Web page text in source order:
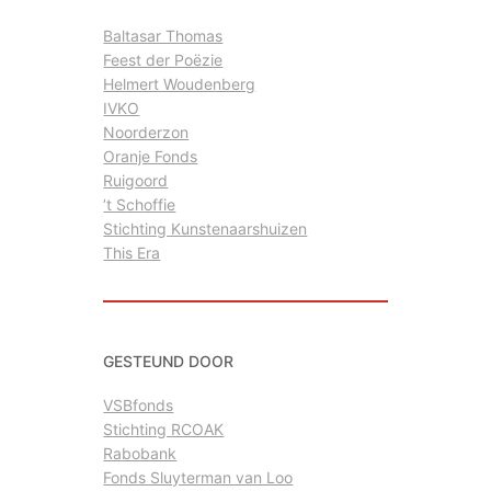
Baltasar Thomas
Feest der Poëzie
Helmert Woudenberg
IVKO
Noorderzon
Oranje Fonds
Ruigoord
’t Schoffie
Stichting Kunstenaarshuizen
This Era
GESTEUND DOOR
VSBfonds
Stichting RCOAK
Rabobank
Fonds Sluyterman van Loo